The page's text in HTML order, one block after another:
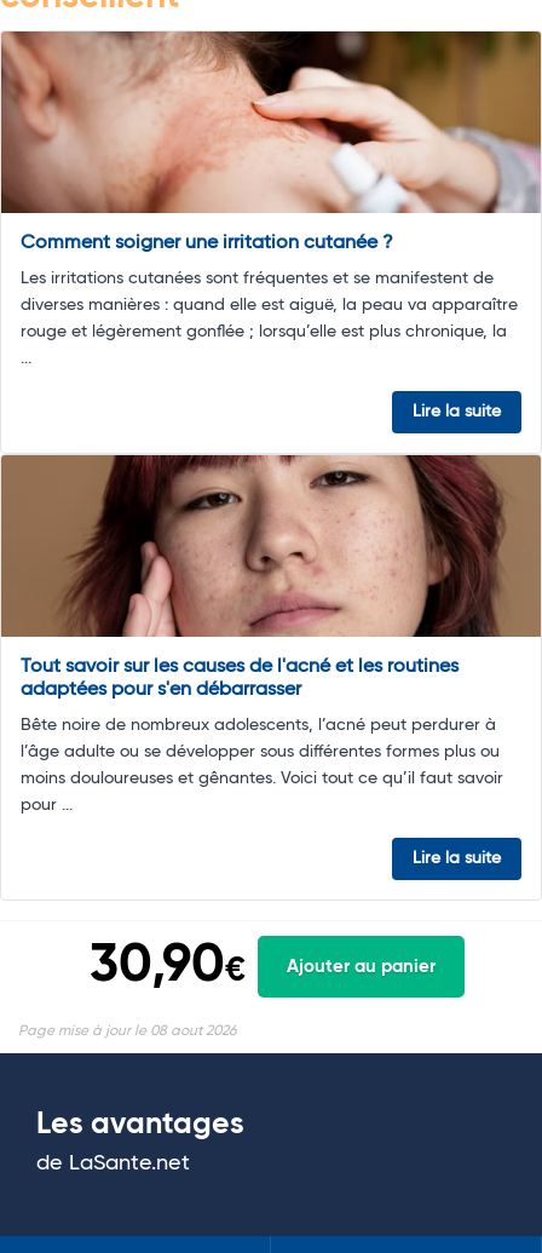
Comment soigner une irritation cutanée ?
Les irritations cutanées sont fréquentes et se manifestent de
diverses manières : quand elle est aiguë, la peau va apparaître
rouge et légèrement gonflée ; lorsqu’elle est plus chronique, la
...
Lire la suite
Tout savoir sur les causes de l'acné et les routines
adaptées pour s'en débarrasser
Bête noire de nombreux adolescents, l’acné peut perdurer à
l’âge adulte ou se développer sous différentes formes plus ou
moins douloureuses et gênantes. Voici tout ce qu’il faut savoir
pour ...
Lire la suite
30,90€ Ajouter au panier
Page mise à jour le 08 aout 2026
Les avantages
de LaSante.net